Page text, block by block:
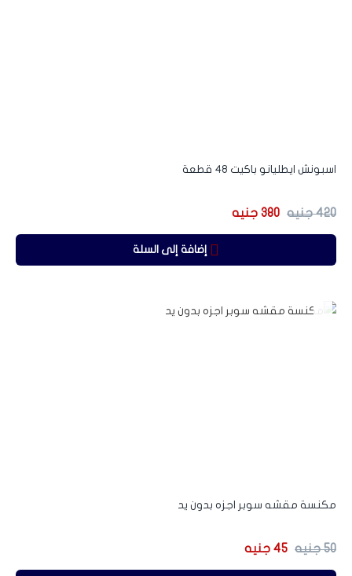
اسبونش ايطليانو باكيت 48 قطعة
420 جنيه 380 جنيه
إضافة إلى السلة
مكنسة مقشه سوبر اجزه بدون يد
50 جنيه 45 جنيه